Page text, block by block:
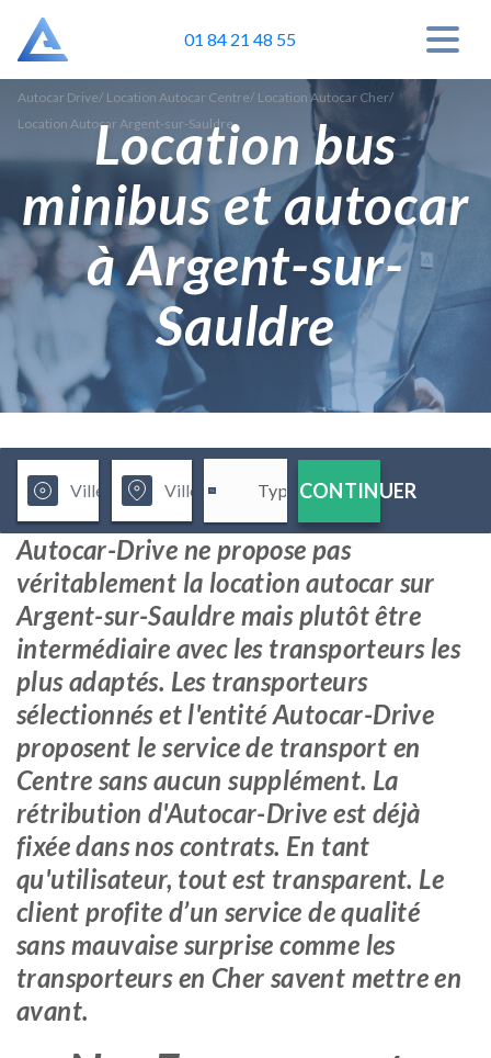
01 84 21 48 55
Autocar Drive/ Location Autocar Centre/ Location Autocar Cher/
Location Autocar Argent-sur-Sauldre
Location bus
minibus et autocar
à Argent-sur-
Sauldre
CONTINUER
Autocar-Drive ne propose pas
véritablement la location autocar sur
Argent-sur-Sauldre mais plutôt être
intermédiaire avec les transporteurs les
plus adaptés. Les transporteurs
sélectionnés et l'entité Autocar-Drive
proposent le service de transport en
Centre sans aucun supplément. La
rétribution d'Autocar-Drive est déjà
fixée dans nos contrats. En tant
qu'utilisateur, tout est transparent. Le
client profite d’un service de qualité
sans mauvaise surprise comme les
transporteurs en Cher savent mettre en
avant.